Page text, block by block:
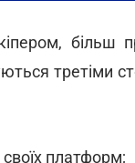
більш
третіми
платформ;